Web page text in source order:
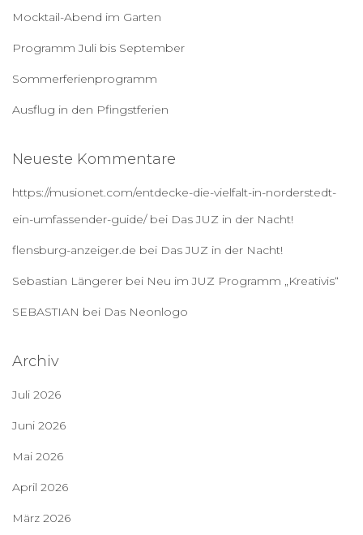
hMocktail-Abend im Garten
Programm Juli bis September
Sommerferienprogramm
Ausflug in den Pfingstferien
Neueste Kommentare
https://musionet.com/entdecke-die-vielfalt-in-norderstedt-
ein-umfassender-guide/bei Das JUZ in der Nacht!
flensburg-anzeiger.de bei Das JUZ in der Nacht!
Sebastian Längerer bei Neu im JUZ Programm „Kreativis“
SEBASTIAN bei Das Neonlogo
Archiv
Juli 2026
Juni 2026
Mai 2026
April 2026
März 2026